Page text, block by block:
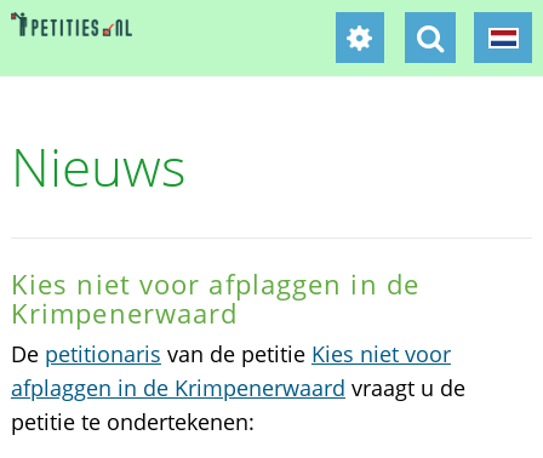
Nieuws
Kies niet voor afplaggen in de
Krimpenerwaard
De petitionaris van de petitie Kies niet voor
afplaggen in de Krimpenerwaard vraagt u de
petitie te ondertekenen: